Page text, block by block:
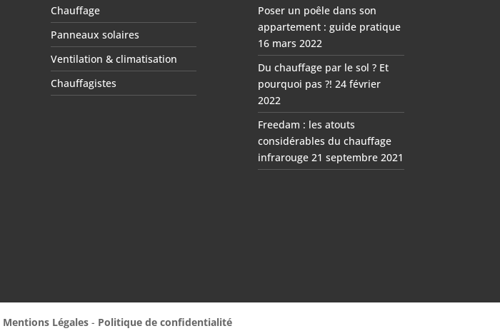
Chauffage
Panneaux solaires
Ventilation & climatisation
Chauffagistes
Poser un poêle dans son
appartement : guide pratique
16 mars 2022
Du chauffage par le sol ? Et
pourquoi pas ?! 24 février
2022
Freedam : les atouts
considérables du chauffage
infrarouge 21 septembre 2021
Mentions Légales- Politique de confidentialité